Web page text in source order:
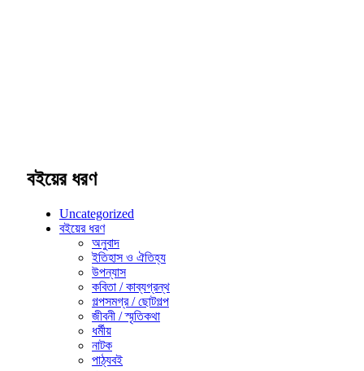
বইয়ের ধরণ
Uncategorized
বইয়ের ধরণ
অনুবাদ
ইতিহাস ও ঐতিহ্য
উপন্যাস
কবিতা / কাব্যগ্রন্থ
গল্পসমগ্র / ছোটগল্প
জীবনী / স্মৃতিকথা
ধর্মীয়
নাটক
পাঠ্যবই